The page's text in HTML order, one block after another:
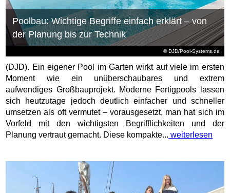
© DJD/Pool-Systems.de
Poolbau: Wichtige Begriffe einfach erklärt – von
der Planung bis zur Technik
(DJD). Ein eigener Pool im Garten wirkt auf viele im ersten
Moment wie ein unüberschaubares und extrem
aufwendiges Großbauprojekt. Moderne Fertigpools lassen
sich heutzutage jedoch deutlich einfacher und schneller
umsetzen als oft vermutet – vorausgesetzt, man hat sich im
Vorfeld mit den wichtigsten Begrifflichkeiten und der
Planung vertraut gemacht. Diese kompakte... weiterlesen